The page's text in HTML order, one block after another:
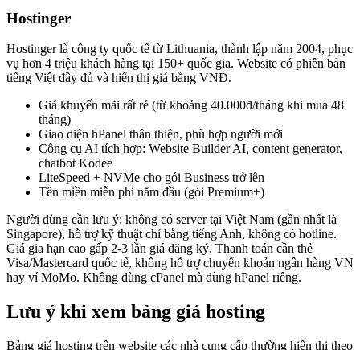
Hostinger
Hostinger là công ty quốc tế từ Lithuania, thành lập năm 2004, phục
vụ hơn 4 triệu khách hàng tại 150+ quốc gia. Website có phiên bản
tiếng Việt đầy đủ và hiển thị giá bằng VNĐ.
Giá khuyến mãi rất rẻ (từ khoảng 40.000đ/tháng khi mua 48
tháng)
Giao diện hPanel thân thiện, phù hợp người mới
Công cụ AI tích hợp: Website Builder AI, content generator,
chatbot Kodee
LiteSpeed + NVMe cho gói Business trở lên
Tên miền miễn phí năm đầu (gói Premium+)
Người dùng cần lưu ý: không có server tại Việt Nam (gần nhất là
Singapore), hỗ trợ kỹ thuật chỉ bằng tiếng Anh, không có hotline.
Giá gia hạn cao gấp 2-3 lần giá đăng ký. Thanh toán cần thẻ
Visa/Mastercard quốc tế, không hỗ trợ chuyển khoản ngân hàng VN
hay ví MoMo. Không dùng cPanel mà dùng hPanel riêng.
Lưu ý khi xem bảng giá hosting
Bảng giá hosting trên website các nhà cung cấp thường hiển thị theo